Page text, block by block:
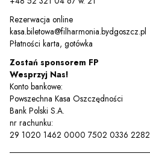
Rezerwacja online
kasa.biletowa@filharmonia.bydgoszcz.pl
Płatności karta, gotówka
Zostań sponsorem FP
Wesprzyj Nas!
Konto bankowe:
Powszechna Kasa Oszczędności
Bank Polski S.A.
nr rachunku:
29 1020 1462 0000 7502 0336 2282